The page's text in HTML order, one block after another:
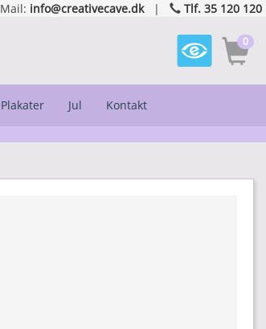
Mail: info@creativecave.dk| Tlf. 35 120 120
0
Plakater Jul Kontakt